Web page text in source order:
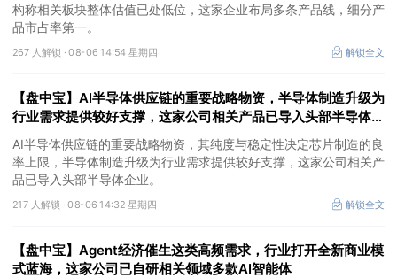
构称相关板块整体估值已处低位，这家企业布局多条产品线，细分产
品市占率第一。
267 人解锁 ·08-06 14:54 星期四 解锁全文
【盘中宝】AI半导体供应链的重要战略物资，半导体制造升级为
行业需求提供较好支撑，这家公司相关产品已导入头部半导体企
业
AI半导体供应链的重要战略物资，其纯度与稳定性决定芯片制造的良
率上限，半导体制造升级为行业需求提供较好支撑，这家公司相关产
品已导入头部半导体企业。
217 人解锁 ·08-06 14:32 星期四 解锁全文
【盘中宝】Agent经济催生这类高频需求，行业打开全新商业模
式蓝海，这家公司已自研相关领域多款AI智能体